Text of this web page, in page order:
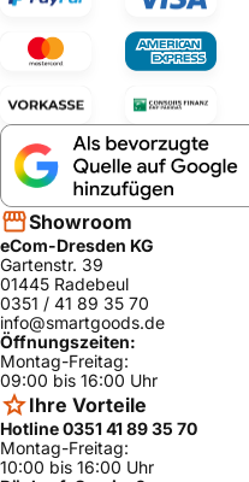
Showroom
eCom-Dresden KG
Gartenstr. 39
01445 Radebeul
0351 / 41 89 35 70
info@smartgoods.de
Öffnungszeiten:
Montag-Freitag:
09:00 bis 16:00 Uhr
Ihre Vorteile
Hotline 0351 41 89 35 70
Montag-Freitag:
10:00 bis 16:00 Uhr